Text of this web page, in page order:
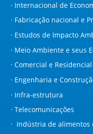
· Internacional de
· Fabricação nacional e
· Estudos de Impacto
· Meio Ambiente e seus
· Comercial e
· Engenharia e
· Infra-estrutura
· Telecomunicações
· Indústria de alimentos